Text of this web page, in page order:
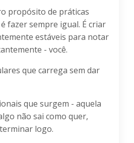
propósito de práticas
fazer sempre igual. É criar
estáveis para notar
- você.
que carrega sem dar
que surgem - aquela
não sai como quer,
logo.